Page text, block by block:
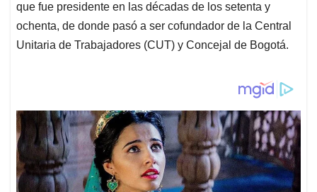
que fue presidente en las décadas de los setenta y
ochenta, de donde pasó a ser cofundador de la Central
Unitaria de Trabajadores (CUT) y Concejal de Bogotá.